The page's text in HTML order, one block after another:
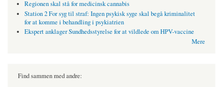
Regionen skal stå for medicinsk cannabis
Station 2 For syg til straf: Ingen psykisk syge skal begå kriminalitet
for at komme i behandling i psykiatrien
Ekspert anklager Sundhedsstyrelse for at vildlede om HPV-vaccine
Mere
Find sammen med andre: